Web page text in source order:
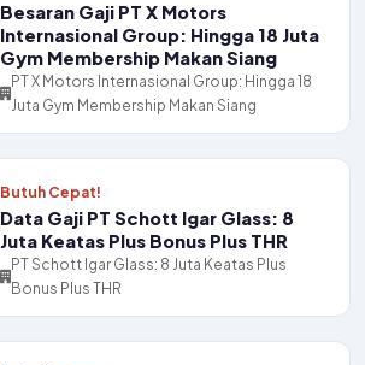
Besaran Gaji PT X Motors
Internasional Group: Hingga 18 Juta
Gym Membership Makan Siang
PT X Motors Internasional Group: Hingga 18
Juta Gym Membership Makan Siang
Butuh Cepat!
Data Gaji PT Schott Igar Glass: 8
Juta Keatas Plus Bonus Plus THR
PT Schott Igar Glass: 8 Juta Keatas Plus
Bonus Plus THR